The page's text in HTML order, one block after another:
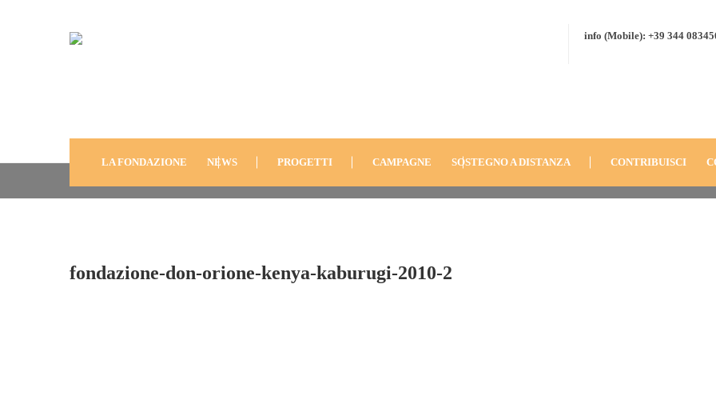
info (Mobile): +39 344
LA FONDAZIONE NEWS PROGETTI CAMPAGNE SOSTEGNO A DISTANZA CONTRIBUISCI
Kaburugi-2010-2
fondazione-don-orione-kenya-kaburugi-2010-2